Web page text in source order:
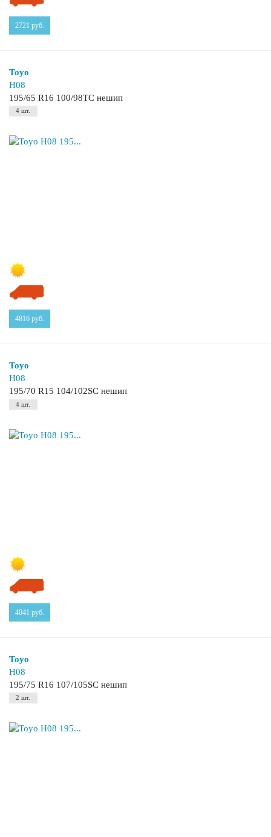
2721 руб.
Toyo
H08
195/65 R16 100/98TC нешип
4 шт.
4816 руб.
Toyo
H08
195/70 R15 104/102SC нешип
4 шт.
4041 руб.
Toyo
H08
195/75 R16 107/105SC нешип
2 шт.